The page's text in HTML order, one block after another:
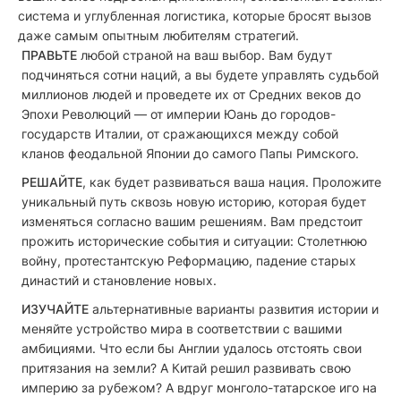
система и углубленная логистика, которые бросят вызов
даже самым опытным любителям стратегий.
ПРАВЬТЕ любой страной на ваш выбор. Вам будут
подчиняться сотни наций, а вы будете управлять судьбой
миллионов людей и проведете их от Средних веков до
Эпохи Революций — от империи Юань до городов-
государств Италии, от сражающихся между собой
кланов феодальной Японии до самого Папы Римского.
РЕШАЙТЕ, как будет развиваться ваша нация. Проложите
уникальный путь сквозь новую историю, которая будет
изменяться согласно вашим решениям. Вам предстоит
прожить исторические события и ситуации: Столетнюю
войну, протестантскую Реформацию, падение старых
династий и становление новых.
ИЗУЧАЙТЕ альтернативные варианты развития истории и
меняйте устройство мира в соответствии с вашими
амбициями. Что если бы Англии удалось отстоять свои
притязания на земли? А Китай решил развивать свою
империю за рубежом? А вдруг монголо-татарское иго на